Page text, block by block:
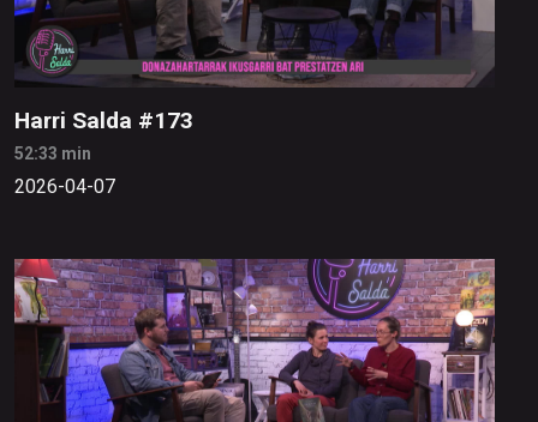
Harri Salda #173
52:33 min
2026-04-07